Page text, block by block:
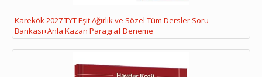
Karekök 2027 TYT Eşit Ağırlık ve Sözel Tüm Dersler Soru
Bankası+Anla Kazan Paragraf Deneme